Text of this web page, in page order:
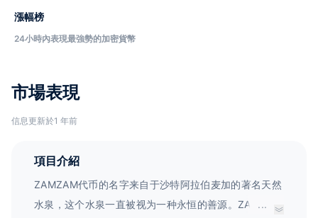
市場表現
信息更新於1 年前
項目介紹
ZAMZAM代币的名字来自于沙特阿拉伯麦加的著名天然
水泉，这个水泉一直被视为一种永恒的善源。ZAMZAM
...
漲幅榜
24小時內表現最強勢的加密貨幣